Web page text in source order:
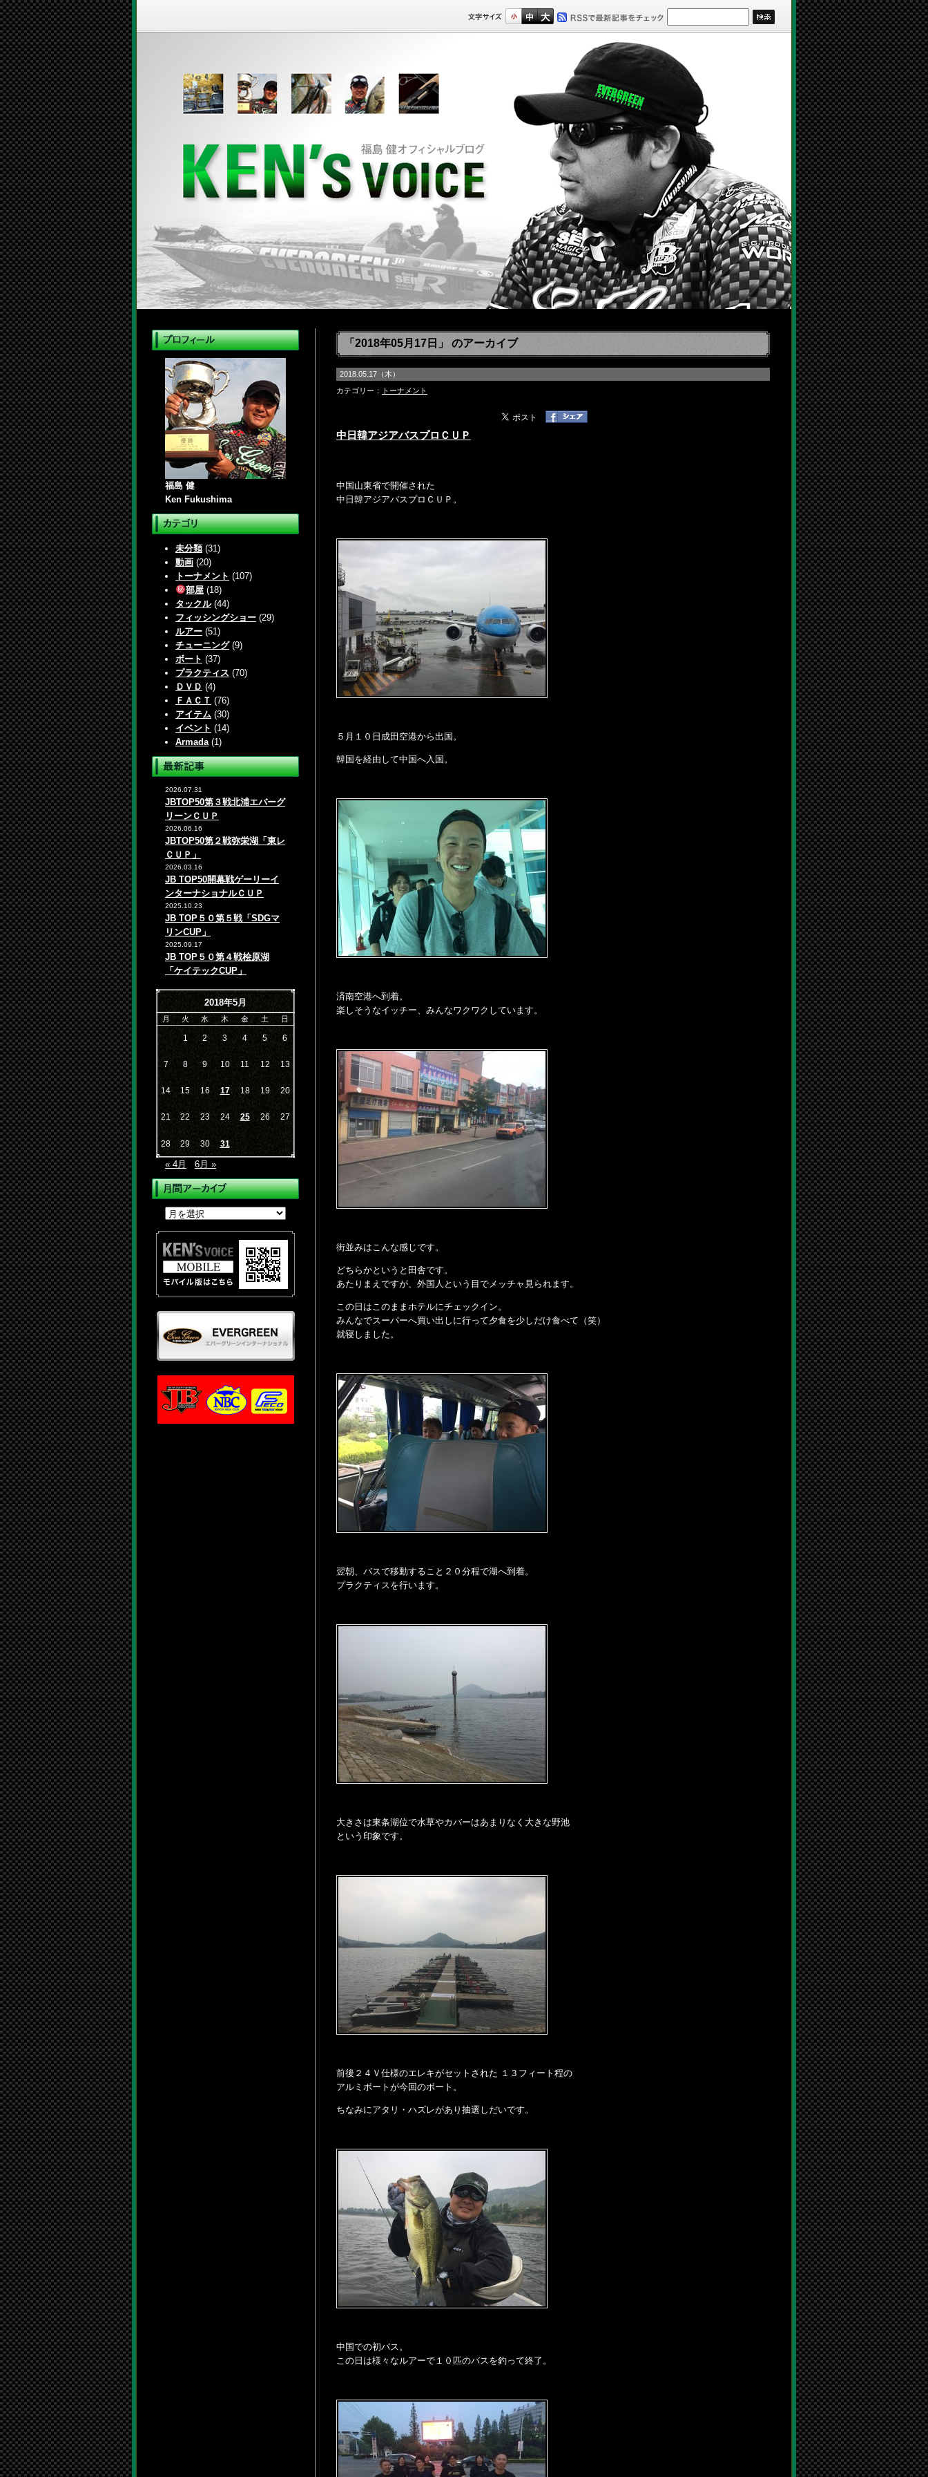
福島 健
Ken Fukushima
未分類(31)
動画 (20)
トーナメント (107)
部屋(18)
タックル(44)
フィッシングショー (29)
ルアー (51)
チューニング(9)
ボート (37)
プラクティス (70)
ＤＶＤ (4)
ＦＡＣＴ (76)
アイテム (30)
イベント (14)
Armada(1)
2026.07.31
JBTOP50第３戦北浦エバーグ
リーンＣＵＰ
2026.06.16
JBTOP50第２戦弥栄湖「東レ
ＣＵＰ」
2026.03.16
JB TOP50開幕戦ゲーリーイ
ンターナショナルＣＵＰ
2025.10.23
JB TOP５０第５戦「SDGマ
リンCUP」
2025.09.17
JB TOP５０第４戦桧原湖
「ケイテックCUP」
2018年5月
月 火 水 木 金 土 日
1 2 3 4 5 6
7 8 9 10 11 12 13
14 15 16 17 18 19 20
21 22 23 24 25 26 27
28 29 30 31
« 4月 6月 »
「2018年05月17日」 のアーカイブ
2018.05.17（木）
カテゴリー：
トーナメント
中日韓アジアバスプロＣＵＰ
中国山東省で開催された
中日韓アジアバスプロＣＵＰ。
５月１０日成田空港から出国。
韓国を経由して中国へ入国。
済南空港へ到着。
楽しそうなイッチー、みんなワクワクしています。
街並みはこんな感じです。
どちらかというと田舎です。
あたりまえですが、外国人という目でメッチャ見られます。
この日はこのままホテルにチェックイン。
みんなでスーパーへ買い出しに行って夕食を少しだけ食べて（笑）
就寝しました。
翌朝、バスで移動すること２０分程で湖へ到着。
プラクティスを行います。
大きさは東条湖位で水草やカバーはあまりなく大きな野池
という印象です。
前後２４Ｖ仕様のエレキがセットされた １３フィート程の
アルミボートが今回のボート。
ちなみにアタリ・ハズレがあり抽選しだいです。
中国での初バス。
この日は様々なルアーで１０匹のバスを釣って終了。